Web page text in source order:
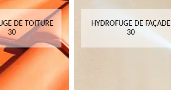
DE TOITURE
30
HYDROFUGE DE FAÇADE
30